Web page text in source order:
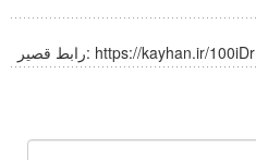
رابط قصير: https://kayhan.ir/100iDr